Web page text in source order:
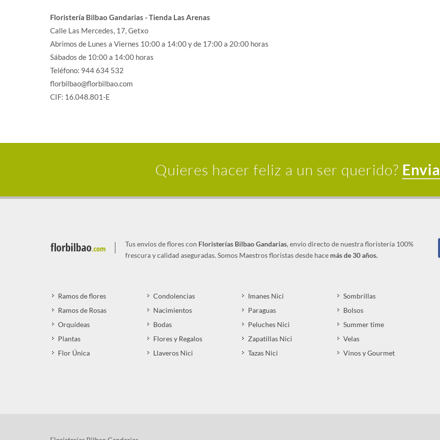
Floristería Bilbao Gandarias - Tienda Las Arenas
Calle Las Mercedes, 17, Getxo
Abrimos de Lunes a Viernes 10:00 a 14:00 y de 17:00 a 20:00 horas
Sábados de 10:00 a 14:00 horas
Teléfono: 944 634 532
florbilbao@florbilbao.com
CIF: 16.048.801-E
Quieres hacer feliz a un ser querido?
Tus envíos de flores con Floristerías Bilbao Gandarias, envío directo de nuestra floristería 100%
frescura y calidad aseguradas. Somos Maestros floristas desde hace más de 30 años.
Ramos de flores
Ramos de Rosas
Orquídeas
Plantas
Flor Única
Condolencias
Nacimientos
Bodas
Flores y Regalos
Llaveros Nici
Imanes Nici
Paraguas
Peluches Nici
Zapatillas Nici
Tazas Nici
Sombrillas
Bolsos
Summer time
Velas
Vinos y Gourmet